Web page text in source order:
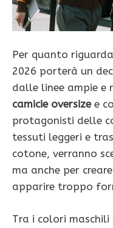
Per quanto
2026 porterà un
dalle linee ampie e
camicie oversizee
protagonisti delle
tessuti leggeri e
cotone, verranno
ma anche per
apparire troppo
Tra i colori